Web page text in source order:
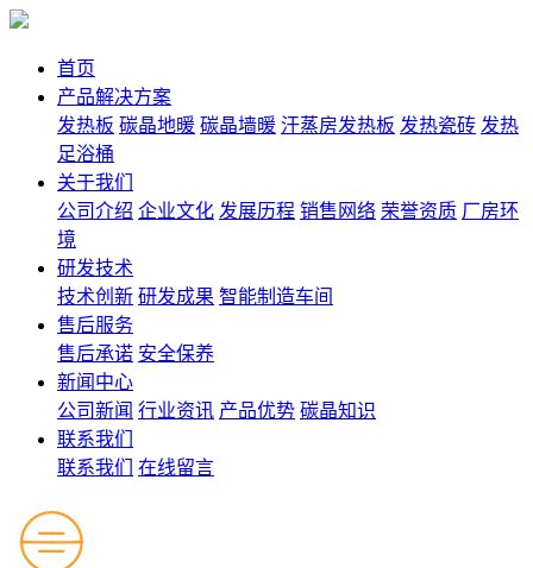
首页
产品解决方案
发热板 碳晶地暖 碳晶墙暖 汗蒸房发热板 发热瓷砖 发热
足浴桶
关于我们
公司介绍 企业文化 发展历程 销售网络 荣誉资质 厂房环
境
研发技术
技术创新 研发成果 智能制造车间
售后服务
售后承诺 安全保养
新闻中心
公司新闻 行业资讯 产品优势 碳晶知识
联系我们
联系我们
在线留言